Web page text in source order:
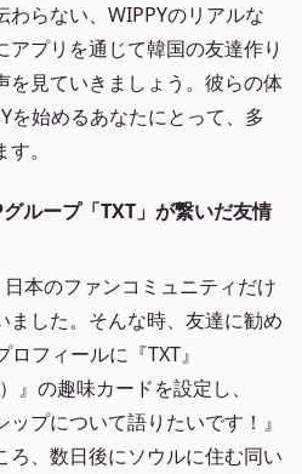
らない、WIPPYのリアルな
プリを通じて韓国の友達作り
を見ていきましょう。彼らの体
を始めるあなたにとって、多
。
ループ「TXT」が繋いだ友情
日本のファンコミュニティだけ
ました。そんな時、友達に勧め
フィールに『TXT』
』の趣味カードを設定し、
ップについて語りたいです！』
ろ、数日後にソウルに住む同い